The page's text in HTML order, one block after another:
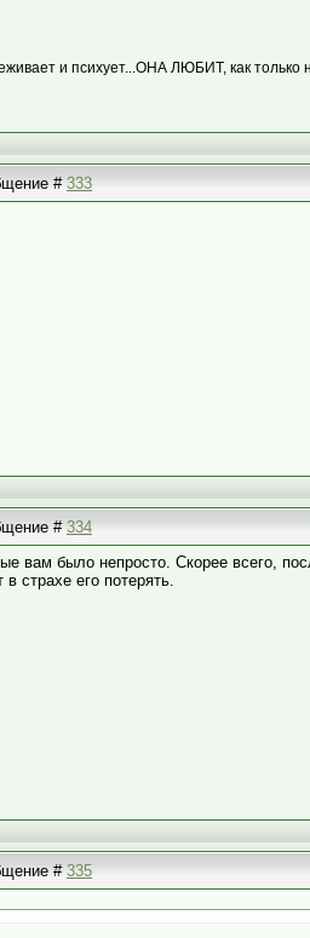
и психует...ОНА ЛЮБИТ, как
#333
#334
вам было непросто. Скорее всего,
страхе его потерять.
#335